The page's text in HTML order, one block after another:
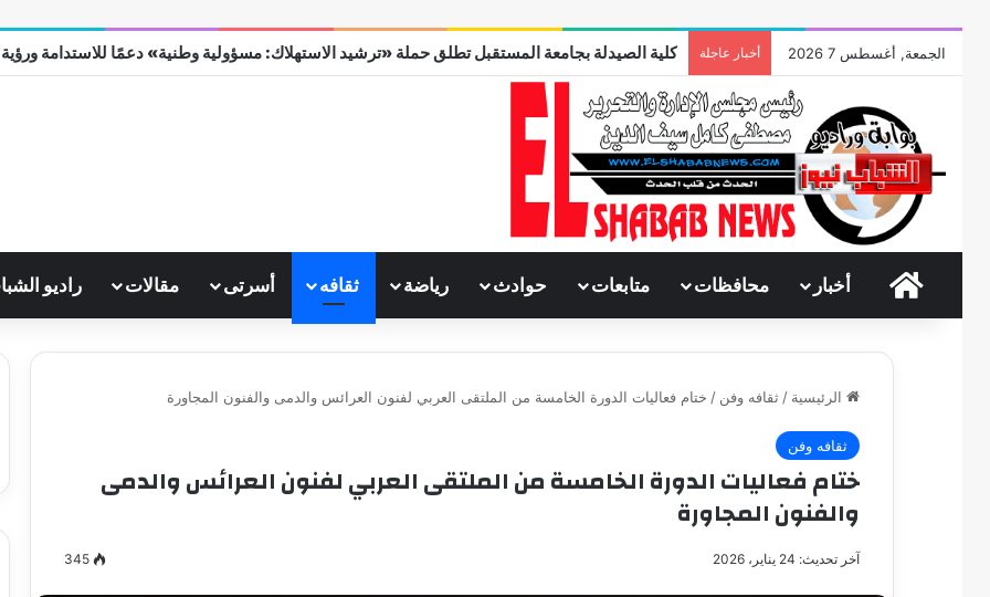
الجمعة, أغسطس 7 2026 أخبار عاجلة كلية الصيدلة بجامعة المستقبل تطلق حملة «ترشيد الاستهلاك: مسؤولية وطنية» دعمًا للاستدامة ورؤية مصر
الرئيسية
أخبار محافظات متابعات حوادث رياضة ثقافه أسرتى مقالات راديو
الرئيسية / ثقافه وفن / ختام فعاليات الدورة الخامسة من الملتقى العربي لفنون العرائس والدمى والفنون المجاورة
ثقافه وفن
ختام فعاليات الدورة الخامسة من الملتقى العربي لفنون العرائس والدمى
والفنون المجاورة
آخر تحديث: 24 يناير، 2026 345